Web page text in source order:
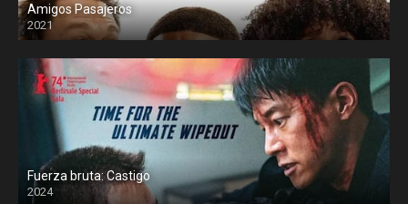
Amigos Pasajeros
2021
Fuerza bruta: Castigo
2024